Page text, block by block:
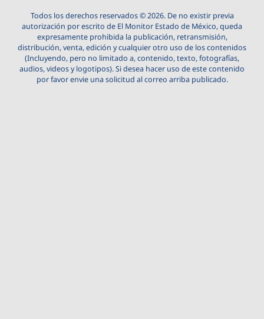
Todos los derechos reservados © 2026. De no existir previa
autorización por escrito de El Monitor Estado de México, queda
expresamente prohibida la publicación, retransmisión,
distribución, venta, edición y cualquier otro uso de los contenidos
(Incluyendo, pero no limitado a, contenido, texto, fotografías,
audios, videos y logotipos). Si desea hacer uso de este contenido
por favor envie una solicitud al correo arriba publicado.